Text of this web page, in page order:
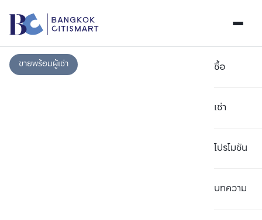
ซื้อ
เช่า
โปรโมชัน
บทความ
ขายพร้อมผู้เช่า